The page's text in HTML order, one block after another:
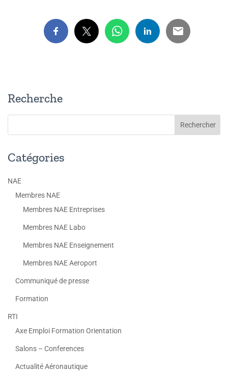
Recherche
Catégories
NAE
Membres NAE
Membres NAE Entreprises
Membres NAE Labo
Membres NAE Enseignement
Membres NAE Aeroport
Communiqué de presse
Formation
RTI
Axe Emploi Formation Orientation
Salons – Conferences
Actualité Aéronautique